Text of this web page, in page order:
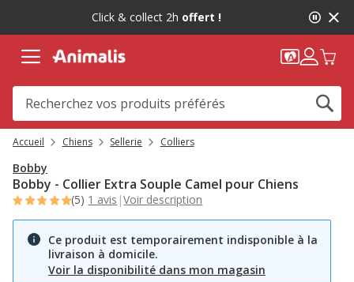
message,
Click & collect 2h offert !
Accueil Chiens Sellerie Colliers
Bobby
Bobby - Collier Extra Souple Camel pour Chiens
(5) 1 avis |Voir description
Ce produit est temporairement indisponible à la
livraison à domicile.
Voir la disponibilité dans mon magasin